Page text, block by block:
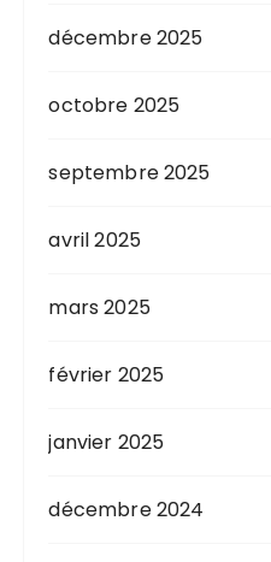
décembre 2025
octobre 2025
septembre 2025
avril 2025
mars 2025
février 2025
janvier 2025
décembre 2024